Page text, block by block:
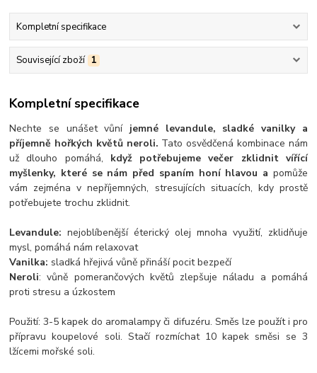
Kompletní specifikace
Související zboží 1
Kompletní specifikace
Nechte se unášet vůní jemné levandule, sladké vanilky a
příjemně hořkých květů neroli. Tato osvědčená kombinace nám
už dlouho pomáhá, když potřebujeme večer zklidnit vířící
myšlenky, které se nám před spaním honí hlavou a pomůže
vám zejména v nepříjemných, stresujících situacích, kdy prostě
potřebujete trochu zklidnit.
Levandule: nejoblíbenější éterický olej mnoha využití, zklidňuje
mysl, pomáhá nám relaxovat
Vanilka: sladká hřejivá vůně přináší pocit bezpečí
Neroli: vůně pomerančových květů zlepšuje náladu a pomáhá
proti stresu a úzkostem
Použití: 3-5 kapek do aromalampy či difuzéru. Směs lze použít i pro
přípravu koupelové soli. Stačí rozmíchat 10 kapek směsi se 3
lžícemi mořské soli.